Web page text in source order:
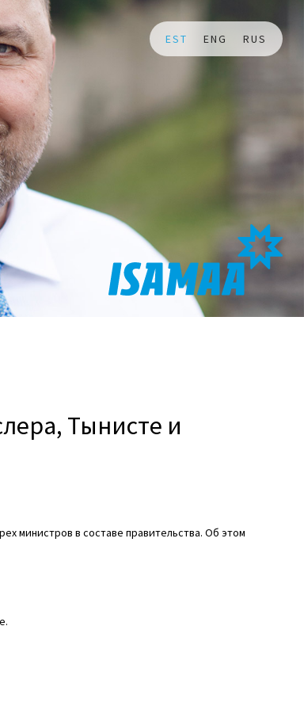
EST ENG RUS
Тынисте и
министров в составе правительства. Об этом